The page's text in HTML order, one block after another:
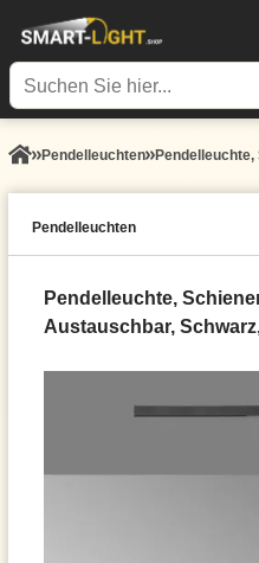
Pendel­leuchten
Pendel­leuchten
Pendelleuchte,
Austauschbar,